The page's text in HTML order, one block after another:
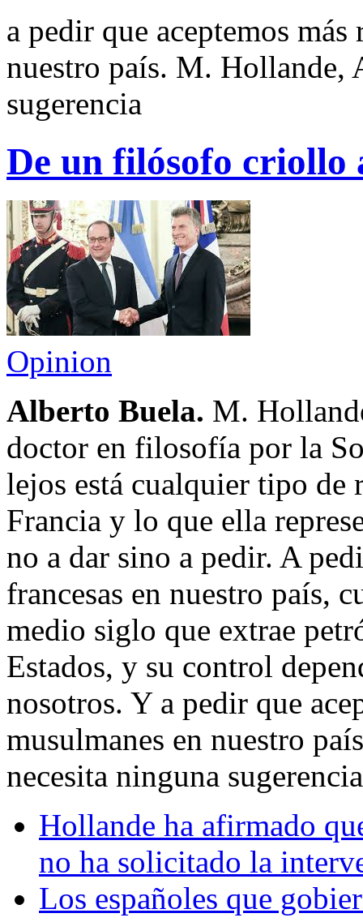
a pedir que aceptemos
nuestro país. M. Hollande,
sugerencia
De un filósofo criollo
Opinion
Alberto Buela. M.
doctor en filosofía por la
lejos está cualquier tipo de
Francia y lo que ella
no a dar sino a pedir. A
francesas en nuestro país,
medio siglo que extrae
Estados, y su control
nosotros. Y a pedir que
musulmanes en nuestro
necesita ninguna
Hollande ha afirmado
no ha solicitado la
Los españoles que